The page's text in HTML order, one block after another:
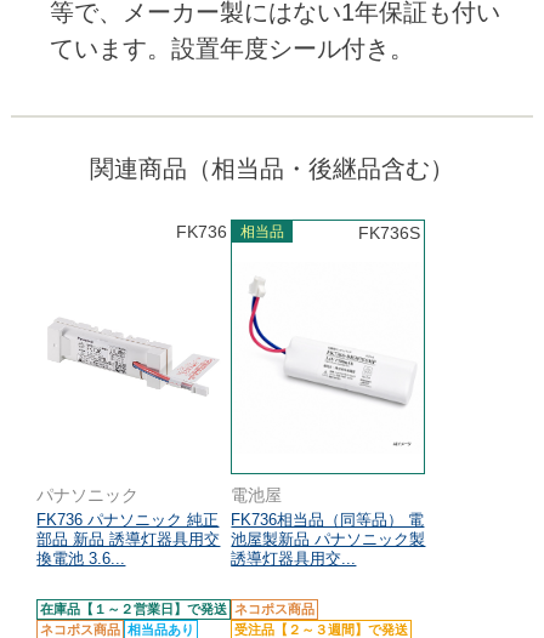
等で、メーカー製にはない1年保証も付い
ています。設置年度シール付き。
関連商品（相当品・後継品含む）
FK736
パナソニック
FK736 パナソニック 純正
部品 新品 誘導灯器具用交
換電池 3.6...
在庫品【１～２営業日】で発送
ネコポス商品 相当品あり
相当品 FK736S
電池屋
FK736相当品（同等品） 電
池屋製新品 パナソニック製
誘導灯器具用交...
ネコポス商品
受注品【２～３週間】で発送